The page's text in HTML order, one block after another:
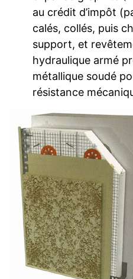
au crédit d’impôt
calés, collés, puis
support, et
hydraulique armé
métallique soudé
résistance